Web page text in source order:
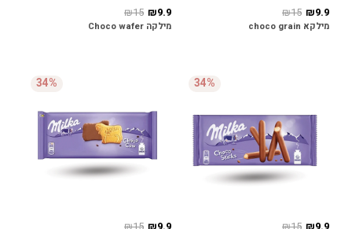
₪9.9
₪15
מילקא choco grain
₪9.9
₪15
מילקה Choco wafer
34%
34%